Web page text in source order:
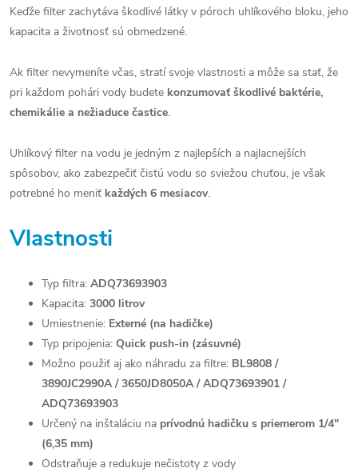
Keďže filter zachytáva škodlivé látky v póroch uhlíkového bloku, jeho
kapacita a životnosť sú obmedzené.
Ak filter nevymeníte včas, stratí svoje vlastnosti a môže sa stať, že
pri každom pohári vody budete konzumovať škodlivé baktérie,
chemikálie a nežiaduce častice.
Uhlíkový filter na vodu je jedným z najlepších a najlacnejších
spôsobov, ako zabezpečiť čistú vodu so sviežou chuťou, je však
potrebné ho meniť každých 6 mesiacov.
Vlastnosti
Typ filtra: ADQ73693903
Kapacita: 3000 litrov
Umiestnenie: Externé (na hadičke)
Typ pripojenia: Quick push-in (zásuvné)
Možno použiť aj ako náhradu za filtre: BL9808 /
3890JC2990A / 3650JD8050A / ADQ73693901 /
ADQ73693903
Určený na inštaláciu na prívodnú hadičku s priemerom 1/4"
(6,35 mm)
Odstraňuje a redukuje nečistoty z vody